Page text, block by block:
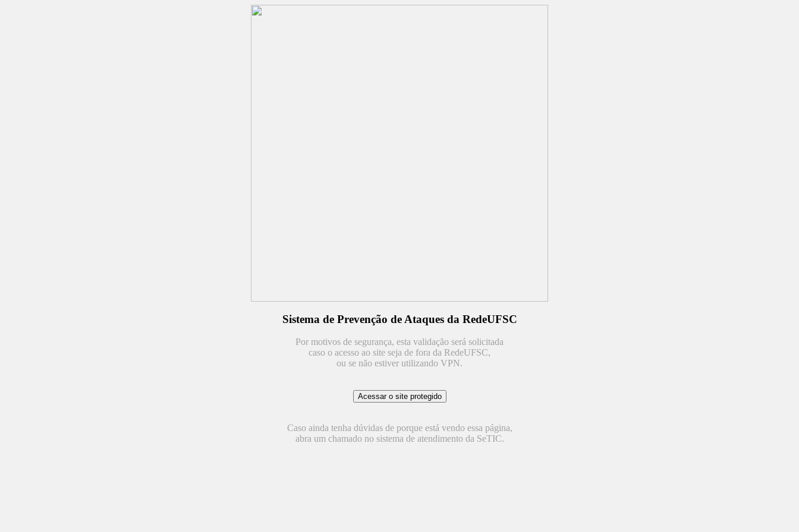
Sistema de Prevenção de Ataques da RedeUFSC
Por motivos de segurança, esta validação será solicitada
caso o acesso ao site seja de fora da RedeUFSC,
ou se não estiver utilizando VPN.
Caso ainda tenha dúvidas de porque está vendo essa página,
abra um chamado no sistema de atendimento da SeTIC.